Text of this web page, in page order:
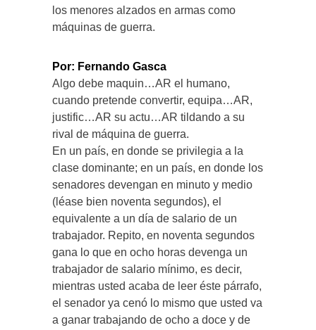
los menores alzados en armas como
máquinas de guerra.
Por: Fernando Gasca
Algo debe maquin…AR el humano,
cuando pretende convertir, equipa…AR,
justific…AR su actu…AR tildando a su
rival de máquina de guerra.
En un país, en donde se privilegia a la
clase dominante; en un país, en donde los
senadores devengan en minuto y medio
(léase bien noventa segundos), el
equivalente a un día de salario de un
trabajador. Repito, en noventa segundos
gana lo que en ocho horas devenga un
trabajador de salario mínimo, es decir,
mientras usted acaba de leer éste párrafo,
el senador ya cenó lo mismo que usted va
a ganar trabajando de ocho a doce y de